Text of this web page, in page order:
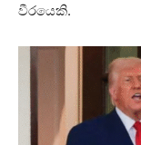
වීරයෙකි.